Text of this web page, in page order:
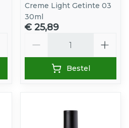
Creme Light Getinte 03
30ml
€ 25,89
Bestel